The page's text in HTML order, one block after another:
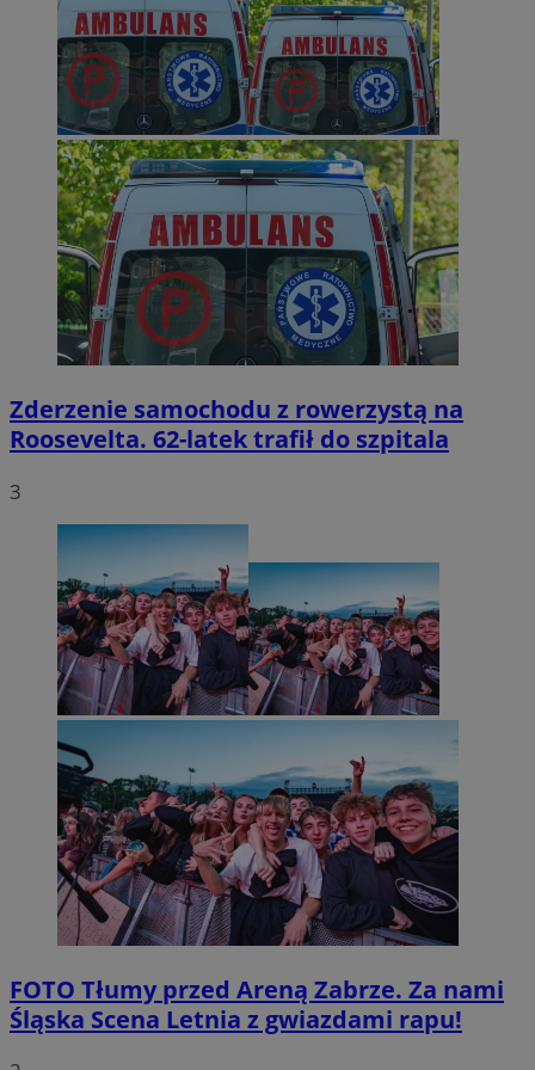
Zderzenie samochodu z rowerzystą na
Roosevelta. 62-latek trafił do szpitala
3
FOTO Tłumy przed Areną Zabrze. Za nami
Śląska Scena Letnia z gwiazdami rapu!